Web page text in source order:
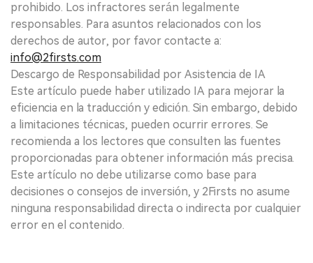
prohibido. Los infractores serán legalmente
responsables. Para asuntos relacionados con los
derechos de autor, por favor contacte a:
info@2firsts.com
Descargo de Responsabilidad por Asistencia de IA
Este artículo puede haber utilizado IA para mejorar la
eficiencia en la traducción y edición. Sin embargo, debido
a limitaciones técnicas, pueden ocurrir errores. Se
recomienda a los lectores que consulten las fuentes
proporcionadas para obtener información más precisa.
Este artículo no debe utilizarse como base para
decisiones o consejos de inversión, y 2Firsts no asume
ninguna responsabilidad directa o indirecta por cualquier
error en el contenido.